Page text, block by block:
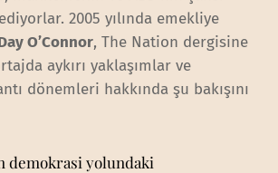
2005 yılında emekliye
O’Connor, The Nation dergisine
aykırı yaklaşımlar ve
dönemleri hakkında şu bakışını
demokrasi yolundaki